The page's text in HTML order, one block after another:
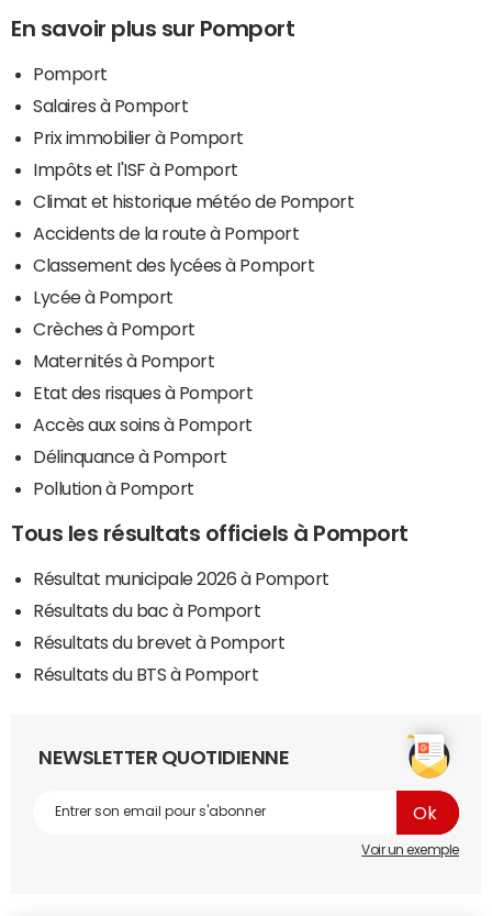
En savoir plus sur Pomport
Pomport
Salaires à Pomport
Prix immobilier à Pomport
Impôts et l'ISF à Pomport
Climat et historique météo de Pomport
Accidents de la route à Pomport
Classement des lycées à Pomport
Lycée à Pomport
Crèches à Pomport
Maternités à Pomport
Etat des risques à Pomport
Accès aux soins à Pomport
Délinquance à Pomport
Pollution à Pomport
Tous les résultats officiels à Pomport
Résultat municipale 2026 à Pomport
Résultats du bac à Pomport
Résultats du brevet à Pomport
Résultats du BTS à Pomport
NEWSLETTER QUOTIDIENNE
Voir un exemple